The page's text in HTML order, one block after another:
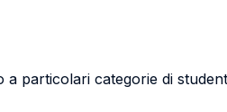
particolari categorie di